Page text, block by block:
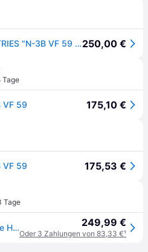
Winterjacke ALPHA INDUSTRIES "N-3B VF 59 Vintage Fit", Herren, Gr. S, grün (sage, grün), Obermaterial: 100% Nylon. Futter: 100% Nylon. Füllung: 100% Polyester, Jacken Winterjacke250,00 €
Tage
VF 59 175,10 €
VF 59 175,53 €
Tage
Alpha Industries Winterjacke Herren grün, S 249,99 €
Oder 3 Zahlungen von 83,33 €¹